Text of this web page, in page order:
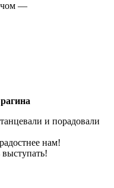
—
и порадовали
нам!